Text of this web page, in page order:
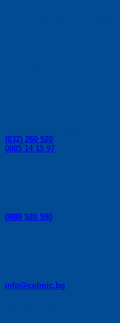
(032) 260 520
0885 14 15 97
0888 520 590
info@colmic.bg